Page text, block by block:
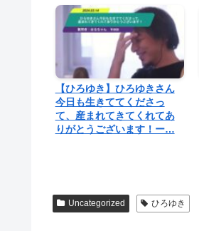
【ひろゆき】ひろゆきさん
今日も生きててくださっ
て、産まれてきてくれてあ
りがとうございます！ー…
Uncategorized ひろゆき